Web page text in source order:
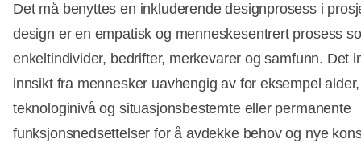
Det må benyttes en inkluderende designprosess i
design er en empatisk og menneskesentrert prosess
enkeltindivider, bedrifter, merkevarer og samfunn. Det
innsikt fra mennesker uavhengig av for eksempel
teknologinivå og situasjonsbestemte eller permanente
funksjonsnedsettelser for å avdekke behov og nye